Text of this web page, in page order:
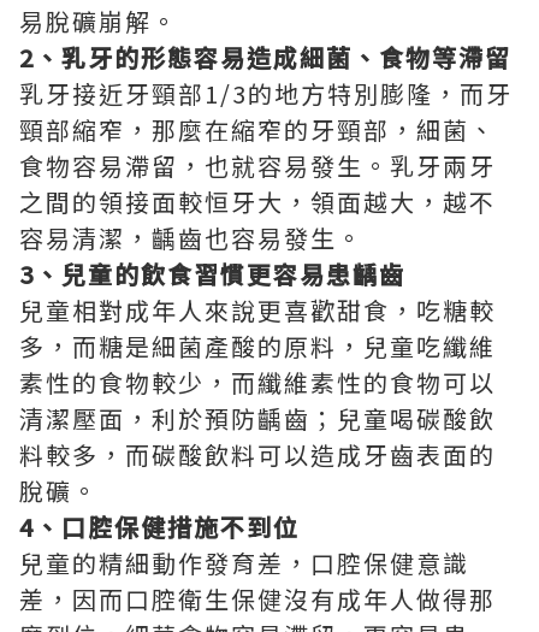
易脫礦崩解。
2、乳牙的形態容易造成細菌、食物等滯留
乳牙接近牙頸部1/3的地方特別膨隆，而牙
頸部縮窄，那麼在縮窄的牙頸部，細菌、
食物容易滯留，也就容易發生。乳牙兩牙
之間的領接面較恒牙大，領面越大，越不
容易清潔，齲齒也容易發生。
3、兒童的飲食習慣更容易患齲齒
兒童相對成年人來說更喜歡甜食，吃糖較
多，而糖是細菌產酸的原料，兒童吃纖維
素性的食物較少，而纖維素性的食物可以
清潔壓面，利於預防齲齒；兒童喝碳酸飲
料較多，而碳酸飲料可以造成牙齒表面的
脫礦。
4、口腔保健措施不到位
兒童的精細動作發育差，口腔保健意識
差，因而口腔衛生保健沒有成年人做得那